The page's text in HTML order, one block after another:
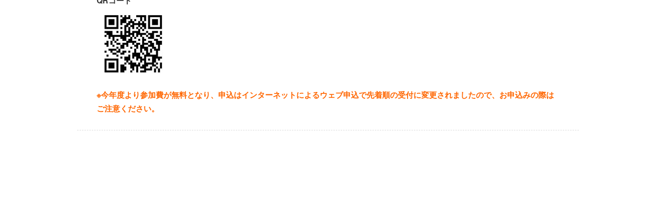
※今年度より参加費が無料となり、申込はインターネットによるウェブ申込で先着順の受付に変更されましたので、お申込みの際は
ご注意ください。